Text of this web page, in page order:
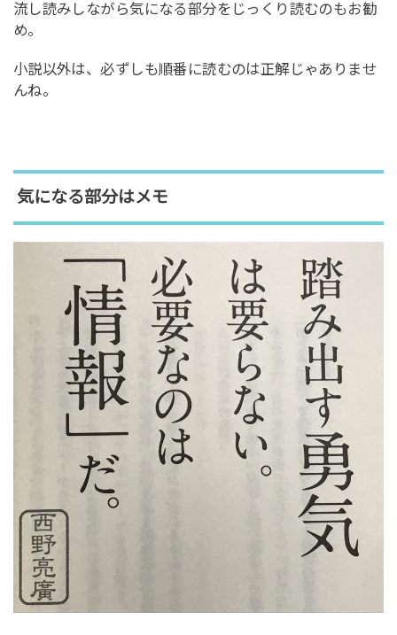
流し読みしながら気になる部分をじっくり読むのもお勧
め。
小説以外は、必ずしも順番に読むのは正解じゃありませ
んね。
気になる部分はメモ